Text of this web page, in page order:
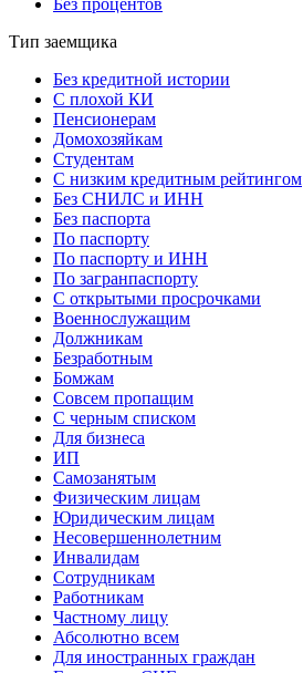
Без процентов
Тип заемщика
Без кредитной истории
С плохой КИ
Пенсионерам
Домохозяйкам
Студентам
С низким кредитным рейтингом
Без СНИЛС и ИНН
Без паспорта
По паспорту
По паспорту и ИНН
По загранпаспорту
С открытыми просрочками
Военнослужащим
Должникам
Безработным
Бомжам
Совсем пропащим
С черным списком
Для бизнеса
ИП
Самозанятым
Физическим лицам
Юридическим лицам
Несовершеннолетним
Инвалидам
Сотрудникам
Работникам
Частному лицу
Абсолютно всем
Для иностранных граждан